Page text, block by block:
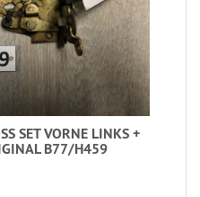
SET VORNE LINKS +
B77/H459